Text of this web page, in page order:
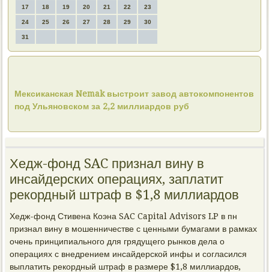
17 18 19 20 21 22 23
24 25 26 27 28 29 30
31
Мексиканская Nemak выстроит завод автокомпонентов
под Ульяновском за 2,2 миллиардов руб
Хедж-фонд SAC признал вину в
инсайдерских операциях, заплатит
рекордный штраф в $1,8 миллиардов
Хедж-фонд Стивена Коэна SAC Capital Advisors LP в пн
признал вину в мошенничестве с ценными бумагами в рамках
очень принципиального для грядущего рынков дела о
операциях с внедрением инсайдерской инфы и согласился
выплатить рекордный штраф в размере $1,8 миллиардов,